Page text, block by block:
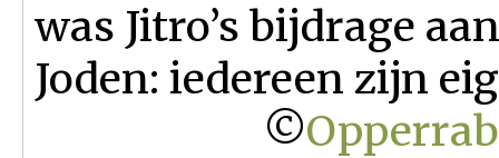
was Jitro’s bijdrage
Joden: iedereen zijn
©